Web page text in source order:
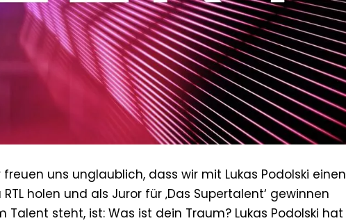
uns unglaublich, dass wir mit Lukas Podolski einen
holen und als Juror für ‚Das Supertalent‘ gewinnen
steht, ist: Was ist dein Traum? Lukas Podolski hat